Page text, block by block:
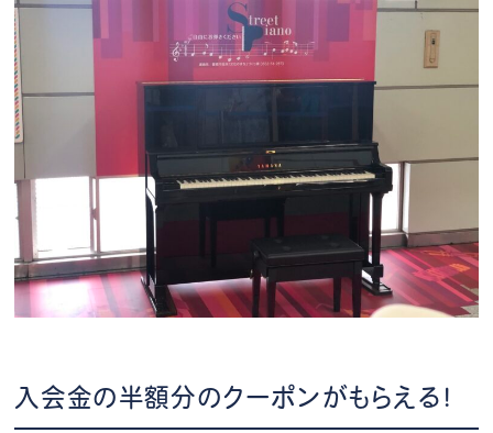
入会金の半額分のクーポンがもらえる！